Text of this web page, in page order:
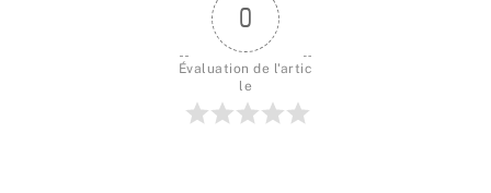
0
Évaluation de l'artic
le